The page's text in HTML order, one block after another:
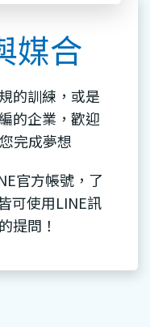
媒合
的訓練，或是
的企業，歡迎
完成夢想
官方帳號，了
可使用LINE訊
提問！